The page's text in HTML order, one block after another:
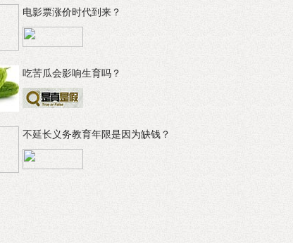
电影票涨价时代到来？
吃苦瓜会影响生育吗？
不延长义务教育年限是因为缺钱？